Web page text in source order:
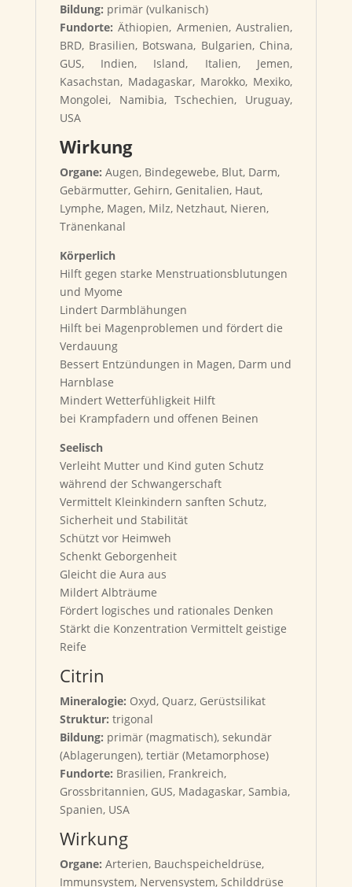
Bildung: primär (vulkanisch)
Fundorte: Äthiopien, Armenien, Australien,
BRD, Brasilien, Botswana, Bulgarien, China,
GUS, Indien, Island, Italien, Jemen,
Kasachstan, Madagaskar, Marokko, Mexiko,
Mongolei, Namibia, Tschechien, Uruguay,
USA
Wirkung
Organe: Augen, Bindegewebe, Blut, Darm,
Gebärmutter, Gehirn, Genitalien, Haut,
Lymphe, Magen, Milz, Netzhaut, Nieren,
Tränenkanal
Körperlich
Hilft gegen starke Menstruationsblutungen
und Myome
Lindert Darmblähungen
Hilft bei Magenproblemen und fördert die
Verdauung
Bessert Entzündungen in Magen, Darm und
Harnblase
Mindert Wetterfühligkeit Hilft
bei Krampfadern und offenen Beinen
Seelisch
Verleiht Mutter und Kind guten Schutz
während der Schwangerschaft
Vermittelt Kleinkindern sanften Schutz,
Sicherheit und Stabilität
Schützt vor Heimweh
Schenkt Geborgenheit
Gleicht die Aura aus
Mildert Albträume
Fördert logisches und rationales Denken
Stärkt die Konzentration Vermittelt geistige
Reife
Citrin
Mineralogie: Oxyd, Quarz, Gerüstsilikat
Struktur: trigonal
Bildung: primär (magmatisch), sekundär
(Ablagerungen), tertiär (Metamorphose)
Fundorte: Brasilien, Frankreich,
Grossbritannien, GUS, Madagaskar, Sambia,
Spanien, USA
Wirkung
Organe: Arterien, Bauchspeicheldrüse,
Immunsystem, Nervensystem, Schilddrüse